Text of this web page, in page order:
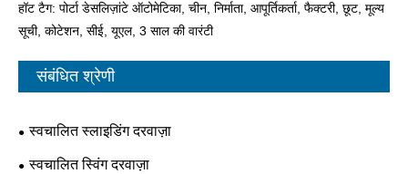
हॉट टैग: पोर्टा डेसलिज़ांटे ऑटोमेटिका, चीन, निर्माता, आपूर्तिकर्ता, फैक्टरी, छूट, मूल्य
सूची, कोटेशन, सीई, यूएल, 3 साल की वारंटी
संबंधित श्रेणी
स्वचालित स्लाइडिंग दरवाज़ा
स्वचालित स्विंग दरवाज़ा